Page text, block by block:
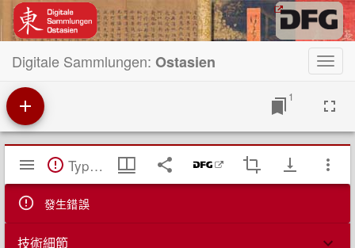
Digitale Sammlungen: Ostasien
1
Mirador
覽
TypeError: Failed to fetch
發生錯誤
技術細節